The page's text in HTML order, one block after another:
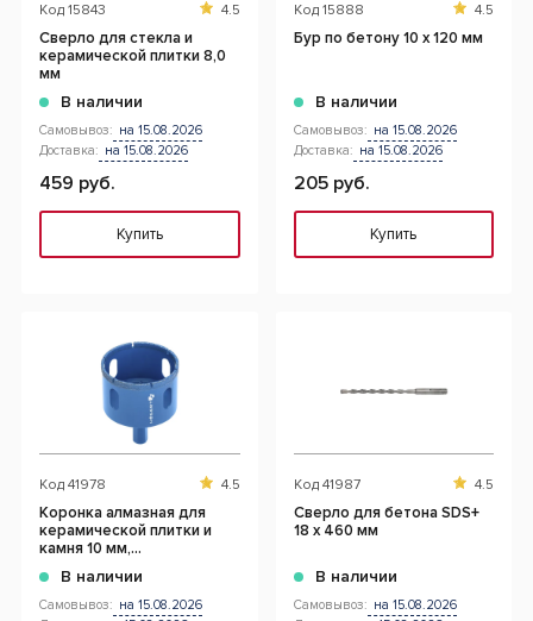
Код 15843 4.5
Сверло для стекла и
керамической плитки 8,0
мм
В наличии
Самовывоз: на 15.08.2026
Доставка: на 15.08.2026
459 руб.
Купить
Код 15888 4.5
Бур по бетону 10 x 120 мм
В наличии
Самовывоз: на 15.08.2026
Доставка: на 15.08.2026
205 руб.
Купить
Код 41978 4.5
Коронка алмазная для
керамической плитки и
камня 10 мм,
В наличии
Самовывоз: на 15.08.2026
Код 41987 4.5
Сверло для бетона SDS+
18 x 460 мм
В наличии
Самовывоз: на 15.08.2026